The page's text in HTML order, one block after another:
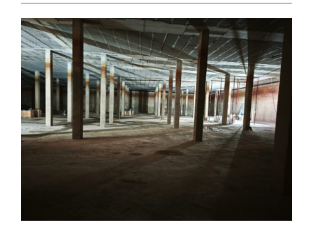
Políticas de Gestión
Blog
Certificados